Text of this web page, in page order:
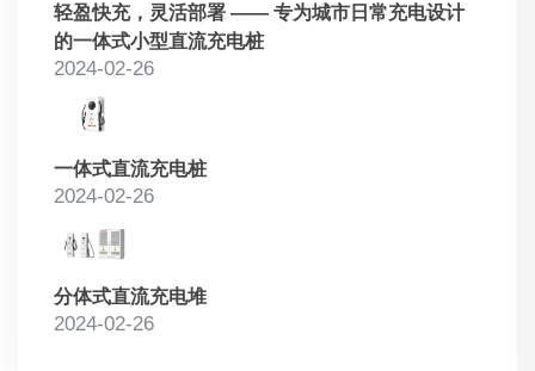
轻盈快充，灵活部署 —— 专为城市日常充电设计
的一体式小型直流充电桩
2024-02-26
一体式直流充电桩
2024-02-26
分体式直流充电堆
2024-02-26